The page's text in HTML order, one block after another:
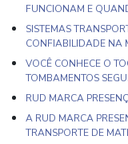
FUNCIONAM E
SISTEMAS
CONFIABILIDADE NA
VOCÊ CONHECE O
TOMBAMENTOS
RUD MARCA
A RUD MARCA
TRANSPORTE DE